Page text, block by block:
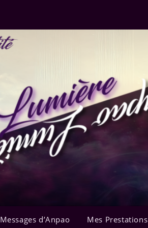
Messages d’Anpao Mes Prestations